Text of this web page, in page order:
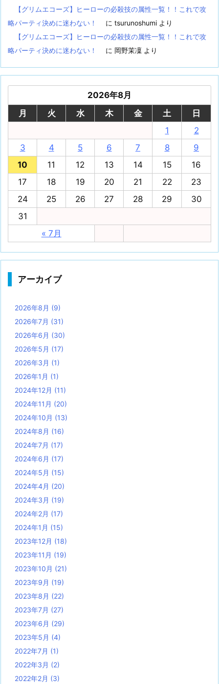
【グリムエコーズ】ヒーローの必殺技の属性一覧！！これで攻
略パーティ決めに迷わない！
に tsurunoshumi より
【グリムエコーズ】ヒーローの必殺技の属性一覧！！これで攻
略パーティ決めに迷わない！
に 岡野茉凜 より
2026年8月
月
火 水 木 金 土 日
« 7月
1
2
3
4 5 6 7 8
9
10
11 12 13 14 15
16
17
18 19 20 21 22
23
24
25 26 27 28 29
30
31
アーカイブ
2026年8月 (9)
2026年7月 (31)
2026年6月 (30)
2026年5月 (17)
2026年3月 (1)
2026年1月 (1)
2024年12月 (11)
2024年11月 (20)
2024年10月 (13)
2024年8月 (16)
2024年7月 (17)
2024年6月 (17)
2024年5月 (15)
2024年4月 (20)
2024年3月 (19)
2024年2月 (17)
2024年1月 (15)
2023年12月 (18)
2023年11月 (19)
2023年10月 (21)
2023年9月 (19)
2023年8月 (22)
2023年7月 (27)
2023年6月 (29)
2023年5月 (4)
2022年7月 (1)
2022年3月 (2)
2022年2月 (3)